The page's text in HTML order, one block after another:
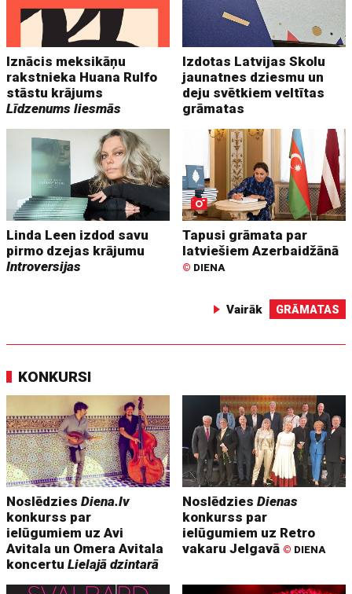
Iznācis meksikāņu
rakstnieka Huana Rulfo
stāstu krājums
Līdzenums liesmās
Izdotas Latvijas Skolu
jaunatnes dziesmu un
deju svētkiem veltītas
grāmatas
Linda Leen izdod savu
pirmo dzejas krājumu
Introversijas
Tapusi grāmata par
latviešiem Azerbaidžānā
© DIENA
Vairāk GRĀMATAS
KONKURSI
NoslēdziesDiena.lv
konkurss par
ielūgumiem uz Avi
Avitala un Omera Avitala
koncertuLielajā dzintarā
NoslēdziesDienas
konkurss par
ielūgumiem uz Retro
vakaru Jelgavā © DIENA